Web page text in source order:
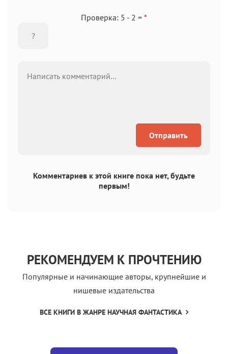
Проверка: 5 - 2 = *
Отправить
Комментариев к этой книге пока нет, будьте
первым!
РЕКОМЕНДУЕМ К ПРОЧТЕНИЮ
Популярные и начинающие авторы, крупнейшие и
нишевые издательства
ВСЕ КНИГИ В ЖАНРЕ НАУЧНАЯ ФАНТАСТИКА